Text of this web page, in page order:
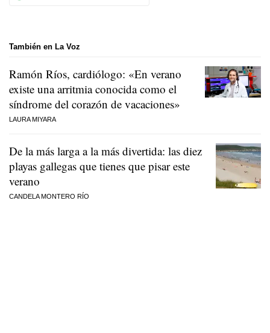
También en La Voz
Ramón Ríos, cardiólogo: «En verano
existe una arritmia conocida como el
síndrome del corazón de vacaciones»
LAURA MIYARA
De la más larga a la más divertida: las diez
playas gallegas que tienes que pisar este
verano
CANDELA MONTERO RÍO